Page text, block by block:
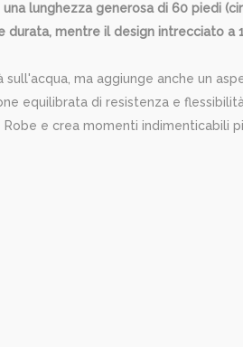
lunghezza generosa di 60 piedi
mentre il design intrecciato
ma aggiunge anche un
equilibrata di resistenza e
e crea momenti indimenticabili